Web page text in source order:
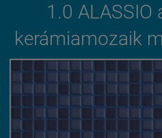
1.0 ALASSIO
kerámiamozaik